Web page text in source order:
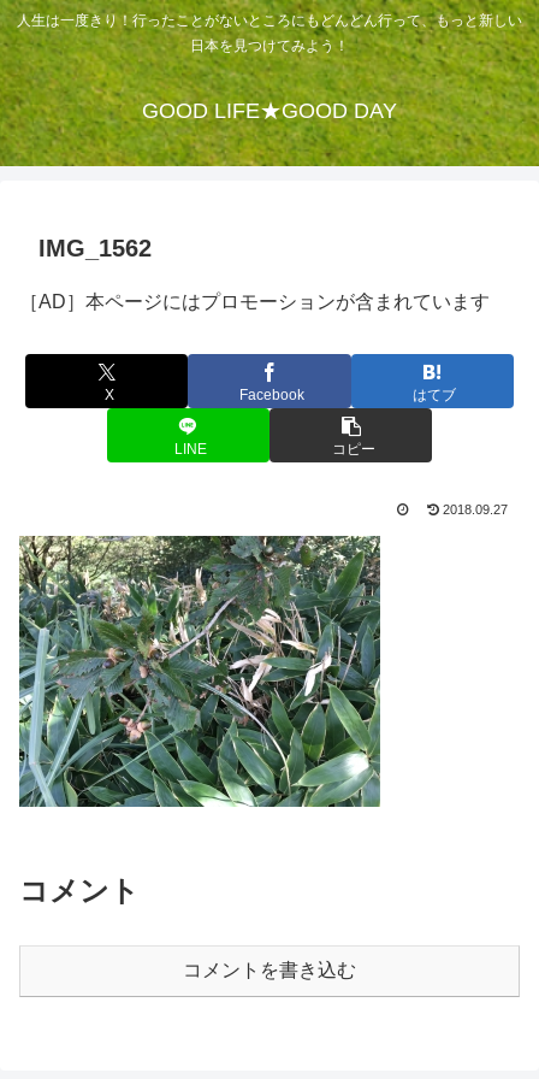
人生は一度きり！行ったことがないところにもどんどん行って、もっと新しい
日本を見つけてみよう！
GOOD LIFE★GOOD DAY
IMG_1562
［AD］本ページにはプロモーションが含まれています
X Facebook はてブ
LINE コピー
2018.09.27
コメント
コメントを書き込む